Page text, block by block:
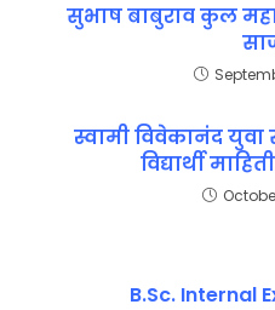
सुभाष बाबुराव कुल
स्वामी विवेकानंद युवा
विद्यार्थी
B.Sc. Internal